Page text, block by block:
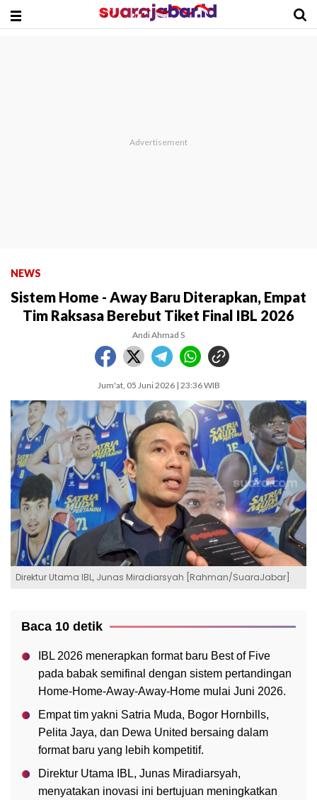
NEWS
Sistem Home - Away Baru Diterapkan, Empat
Tim Raksasa Berebut Tiket Final IBL 2026
Andi Ahmad S
Jum'at, 05 Juni 2026 | 23:36 WIB
Direktur Utama IBL, Junas Miradiarsyah [Rahman/SuaraJabar]
Baca 10 detik
IBL 2026 menerapkan format baru Best of Five
pada babak semifinal dengan sistem pertandingan
Home-Home-Away-Away-Home mulai Juni 2026.
Empat tim yakni Satria Muda, Bogor Hornbills,
Pelita Jaya, dan Dewa United bersaing dalam
format baru yang lebih kompetitif.
Direktur Utama IBL, Junas Miradiarsyah,
menyatakan inovasi ini bertujuan meningkatkan